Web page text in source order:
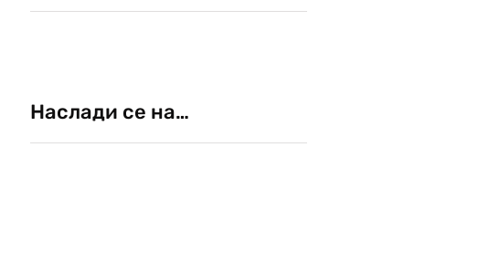
Наслади се на…